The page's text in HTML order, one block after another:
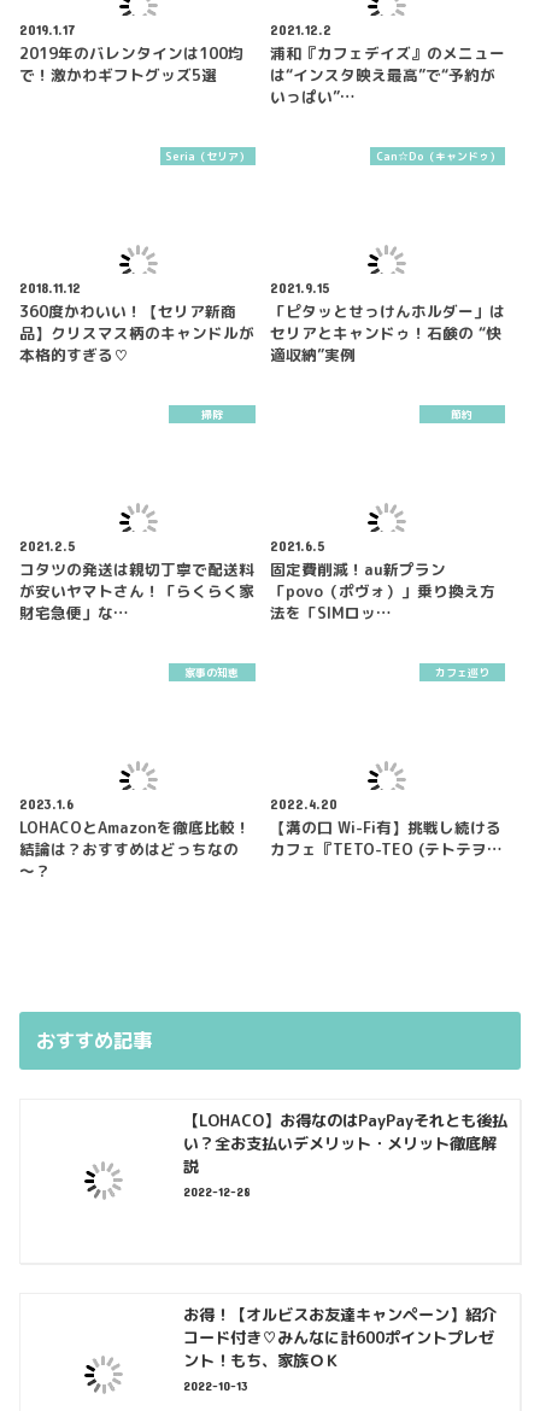
2019.1.17
2019年のバレンタインは100均
で！激かわギフトグッズ5選
2021.12.2
浦和『カフェデイズ』のメニュー
は“インスタ映え最高”で“予約が
いっぱい”…
Seria（セリア）
2018.11.12
360度かわいい！【セリア新商
品】クリスマス柄のキャンドルが
本格的すぎる♡
Can☆Do（キャンドゥ）
2021.9.15
「ピタッとせっけんホルダー」は
セリアとキャンドゥ！石鹸の “快
適収納”実例
掃除
2021.2.5
コタツの発送は親切丁寧で配送料
が安いヤマトさん！「らくらく家
財宅急便」な…
節約
2021.6.5
固定費削減！au新プラン
「povo（ポヴォ）」乗り換え方
法を「SIMロッ…
家事の知恵
2023.1.6
LOHACOとAmazonを徹底比較！
結論は？おすすめはどっちなの
～？
カフェ巡り
2022.4.20
【溝の口 Wi-Fi有】挑戦し続ける
カフェ『TETO-TEO (テトテヲ…
おすすめ記事
【LOHACO】お得なのはPayPayそれとも後払
い？全お支払いデメリット・メリット徹底解
説
2022-12-28
お得！【オルビスお友達キャンペーン】紹介
コード付き♡みんなに計600ポイントプレゼ
ント！もち、家族ＯＫ
2022-10-13